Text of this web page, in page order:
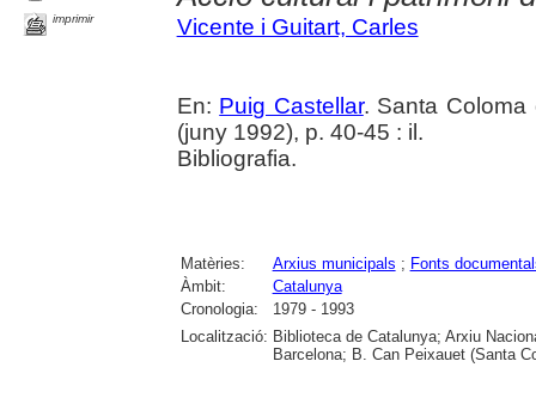
imprimir Vicente i Guitart, Carles
En: Puig Castellar. Santa Coloma
(juny 1992), p. 40-45 : il.
Bibliografia.
Matèries: Arxius municipals ; Fonts
Àmbit:
Catalunya
Cronologia:
1979 - 1993
Localització: Biblioteca de Catalunya; Arxiu
Barcelona; B. Can Peixauet (Santa